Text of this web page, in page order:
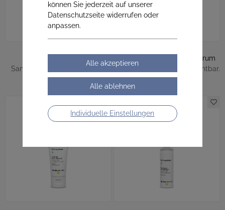
Sanfte Glätte. Strahlend neu.
Mandelsäure AHA 10% Serum
Glättet sanft. Verfeinert sichtbar.
können Sie jederzeit auf unserer
Datenschutzseite widerrufen oder
anpassen.
Individuelle Einstellungen